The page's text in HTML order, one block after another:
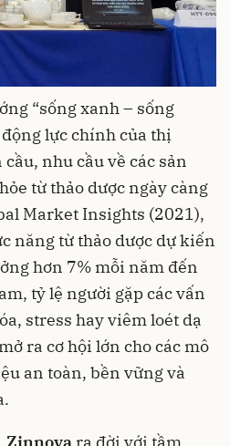
“sống xanh – sống
lực chính của thị
nhu cầu về các sản
từ thảo dược ngày càng
Market Insights (2021),
năng từ thảo dược dự kiến
hơn 7% mỗi năm đến
tỷ lệ người gặp các vấn
stress hay viêm loét dạ
ra cơ hội lớn cho các mô
an toàn, bền vững và